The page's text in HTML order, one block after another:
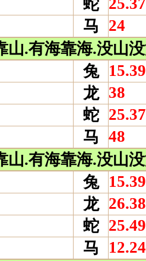
蛇
马
24
山.有海靠海.没山
兔
15.39
龙 38
蛇
马 48
山.有海靠海.没山
兔
15.39
龙 26.38
蛇 25.49
马